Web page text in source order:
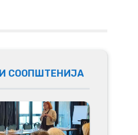
СООПШТЕНИЈА